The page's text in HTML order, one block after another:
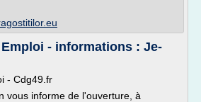
- informations : Je-
- Cdg49.fr
vous informe de l'ouverture, à